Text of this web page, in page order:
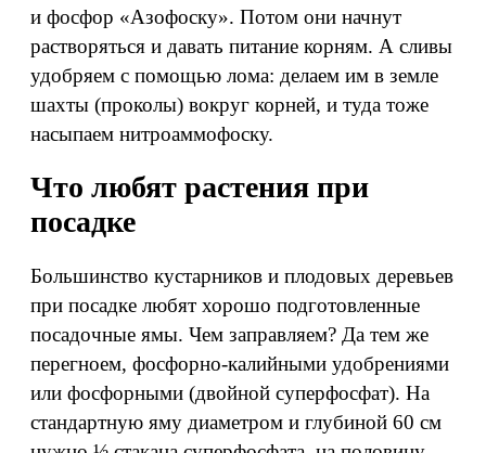
и фосфор «Азофоску». Потом они начнут
растворяться и давать питание корням. А сливы
удобряем с помощью лома: делаем им в земле
шахты (проколы) вокруг корней, и туда тоже
насыпаем нитроаммофоску.
Что любят растения при
посадке
Большинство кустарников и плодовых деревьев
при посадке любят хорошо подготовленные
посадочные ямы. Чем заправляем? Да тем же
перегноем, фосфорно-калийными удобрениями
или фосфорными (двойной суперфосфат). На
стандартную яму диаметром и глубиной 60 см